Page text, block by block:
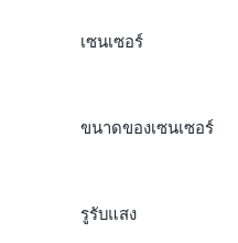
เซนเซอร์
ขนาดของเซนเซอร์
รูรับแสง